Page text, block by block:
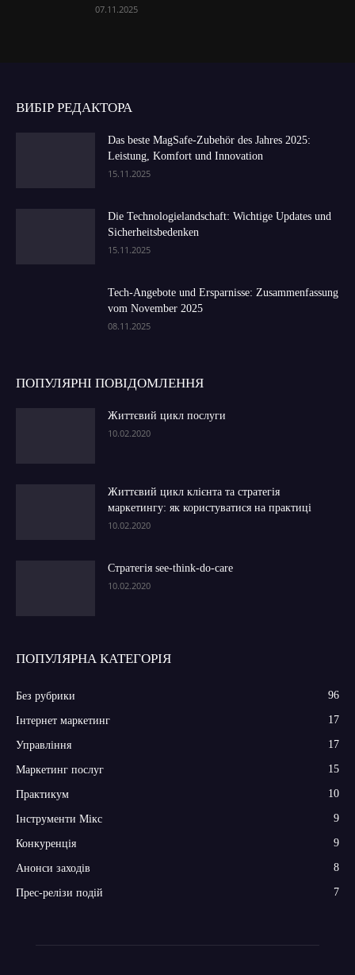
07.11.2025
ВИБІР РЕДАКТОРА
Das beste MagSafe-Zubehör des Jahres 2025:
Leistung, Komfort und Innovation
15.11.2025
Die Technologielandschaft: Wichtige Updates und
Sicherheitsbedenken
15.11.2025
Tech-Angebote und Ersparnisse: Zusammenfassung
vom November 2025
08.11.2025
ПОПУЛЯРНІ ПОВІДОМЛЕННЯ
Життєвий цикл послуги
10.02.2020
Життєвий цикл клієнта та стратегія
маркетингу: як користуватися на практиці
10.02.2020
Стратегія see-think-do-care
10.02.2020
ПОПУЛЯРНА КАТЕГОРІЯ
Без рубрики 96
Інтернет маркетинг 17
Управління 17
Маркетинг послуг 15
Практикум 10
Інструменти Мікс 9
Конкуренція 9
Анонси заходів 8
Прес-релізи подій 7